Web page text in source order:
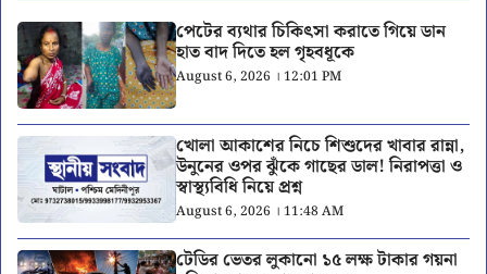
পেটের ব্যথার চিকিৎসা করাতে গিয়ে ডান
হাত বাদ দিতে হল গৃহবধূকে
August 6, 2026 । 12:01 PM
খোলা আকাশের নিচে শিশুদের খাবার রান্না,
উনুনের ওপর ঝুঁকে গাছের ডাল! নিরাপত্তা ও
স্বাস্থ্যবিধি নিয়ে প্রশ্ন
August 6, 2026 । 11:48 AM
টেডির ভেতর লুকানো ১৫ লক্ষ টাকার গয়না